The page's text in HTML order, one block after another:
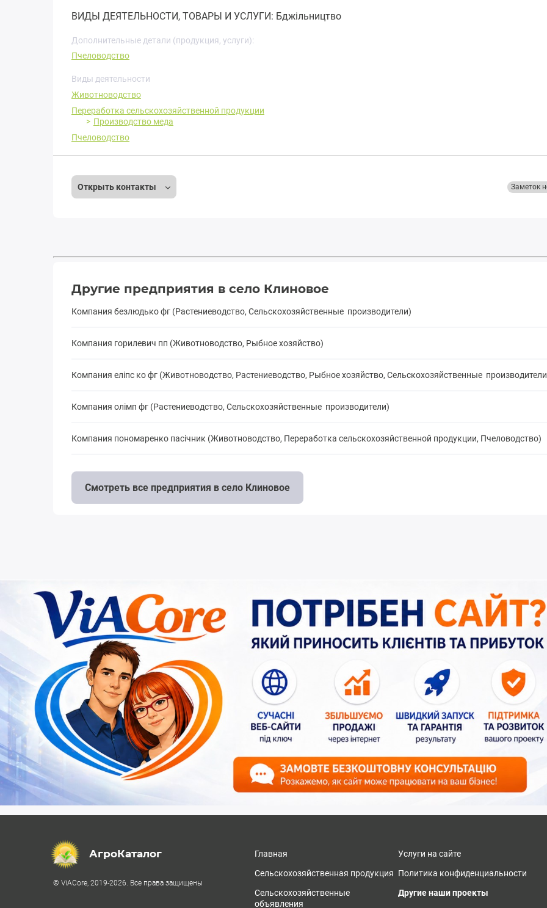
ВИДЫ ДЕЯТЕЛЬНОСТИ, ТОВАРЫ И УСЛУГИ: Бджільництво
Дополнительные детали (продукция, услуги):
Пчеловодство
Виды деятельности
Животноводство
Переработка сельскохозяйственной продукции
Производство меда
Пчеловодство
Открыть контакты Заметок
Другие предприятия в село Клиновое
Компания безлюдько фг (Растениеводство, Сельскохозяйственные производители)
Компания горилевич пп (Животноводство, Рыбное хозяйство)
Компания еліпс ко фг (Животноводство, Растениеводство, Рыбное хозяйство, Сельскохозяйственные
Компания олімп фг (Растениеводство, Сельскохозяйственные производители)
Компания пономаренко пасічник (Животноводство, Переработка сельскохозяйственной продукции, Пчеловодство)
Смотреть все предприятия в село Клиновое
АгроКаталог
© ViACore, 2019-2026. Все права защищены
Главная
Сельскохозяйственная продукция
Сельскохозяйственные
объявления
Услуги на сайте
Политика конфиденциальности
Другие наши проекты